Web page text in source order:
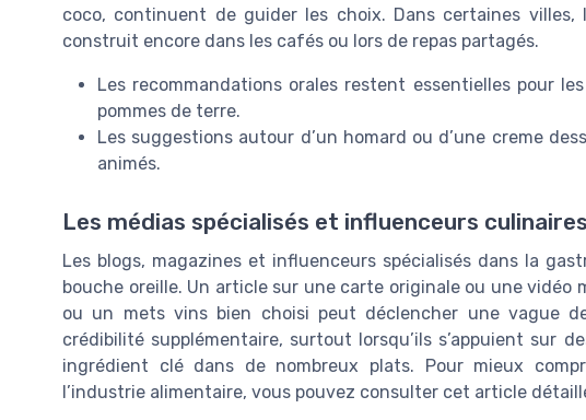
coco, continuent de guider les choix. Dans certaines
construit encore dans les cafés ou lors de repas partagés.
Les recommandations orales restent essentielles pour
pommes de terre.
Les suggestions autour d’un homard ou d’une creme
animés.
Les médias spécialisés et influenceurs culinaires
Les blogs, magazines et influenceurs spécialisés dans la
bouche oreille. Un article sur une carte originale ou une
ou un mets vins bien choisi peut déclencher une vague
crédibilité supplémentaire, surtout lorsqu’ils s’appuient sur
ingrédient clé dans de nombreux plats. Pour mieux
l’industrie alimentaire, vous pouvez consulter cet article